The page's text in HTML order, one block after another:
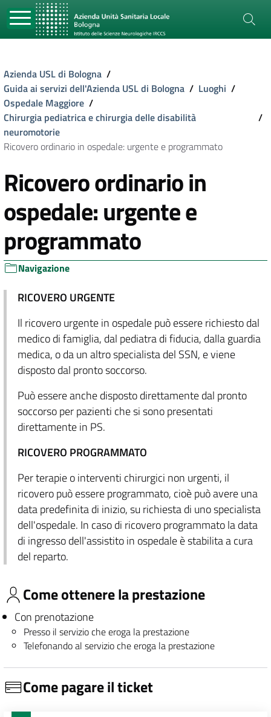
Azienda USL di Bologna /
Guida ai servizi dell'Azienda USL di Bologna / Luoghi /
Ospedale Maggiore /
Chirurgia pediatrica e chirurgia delle disabilità
neuromotorie
/
Ricovero ordinario in ospedale: urgente e programmato
Ricovero ordinario in
ospedale: urgente e
programmato
Navigazione
RICOVERO URGENTE
Il ricovero urgente in ospedale può essere richiesto dal
medico di famiglia, dal pediatra di fiducia, dalla guardia
medica, o da un altro specialista del SSN, e viene
disposto dal pronto soccorso.
Può essere anche disposto direttamente dal pronto
soccorso per pazienti che si sono presentati
direttamente in PS.
RICOVERO PROGRAMMATO
Per terapie o interventi chirurgici non urgenti, il
ricovero può essere programmato, cioè può avere una
data predefinita di inizio, su richiesta di uno specialista
dell'ospedale. In caso di ricovero programmato la data
di ingresso dell'assistito in ospedale è stabilita a cura
del reparto.
Come ottenere la prestazione
Con prenotazione
Presso il servizio che eroga la prestazione
Telefonando al servizio che eroga la prestazione
Come pagare il ticket